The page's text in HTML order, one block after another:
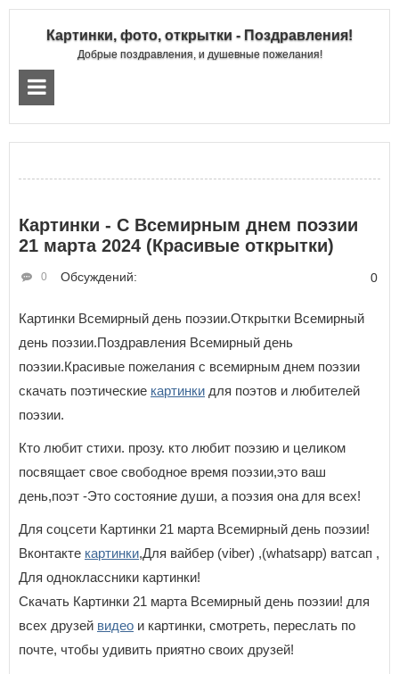
Картинки, фото, открытки - Поздравления!
Добрые поздравления, и душевные пожелания!
Картинки - С Всемирным днем поэзии
21 марта 2024 (Красивые открытки)
Обсуждений:
0 0
Картинки Всемирный день поэзии.Открытки Всемирный
день поэзии.Поздравления Всемирный день
поэзии.Красивые пожелания с всемирным днем поэзии
скачать поэтические картинки для поэтов и любителей
поэзии.
Кто любит стихи. прозу. кто любит поэзию и целиком
посвящает свое свободное время поэзии,это ваш
день,поэт -Это состояние души, а поэзия она для всех!
Для соцсети Картинки 21 марта Всемирный день поэзии!
Вконтакте картинки,Для вайбер (viber) ,(whatsapp) ватсап ,
Для одноклассники картинки!
Скачать Картинки 21 марта Всемирный день поэзии! для
всех друзей видео и картинки, смотреть, переслать по
почте, чтобы удивить приятно своих друзей!